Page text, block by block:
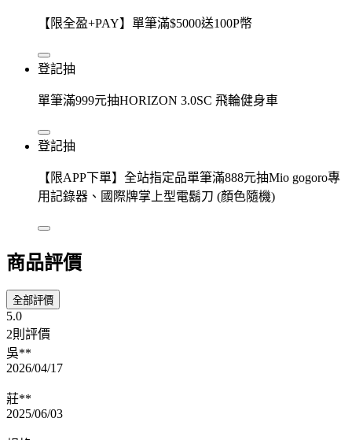
【限全盈+PAY】單筆滿$5000送100P幣
登記抽
單筆滿999元抽HORIZON 3.0SC 飛輪健身車
登記抽
【限APP下單】全站指定品單筆滿888元抽Mio gogoro專
用記錄器、國際牌掌上型電鬍刀 (顏色隨機)
商品評價
全部評價
5.0
2則評價
吳**
2026/04/17
莊**
2025/06/03